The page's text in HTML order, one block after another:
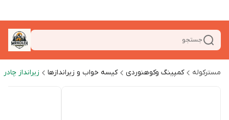
جستجو
مسترکوله کمپینگ وکوهنوردی کیسه خواب و زیراندازها زیرانداز چادر